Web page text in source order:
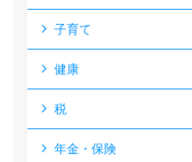
子育て
健康
税
年金・保険